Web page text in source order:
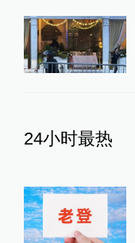
24小时最热